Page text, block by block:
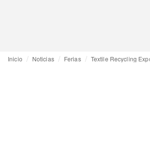
Inicio Noticias Ferias